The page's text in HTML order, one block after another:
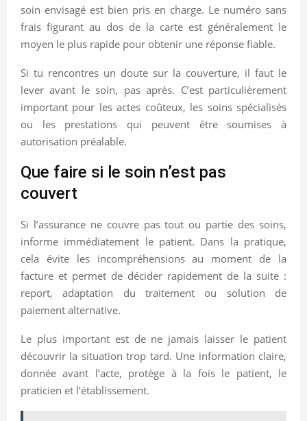
soin envisagé est bien pris en charge. Le numéro sans
frais figurant au dos de la carte est généralement le
moyen le plus rapide pour obtenir une réponse fiable.
Si tu rencontres un doute sur la couverture, il faut le
lever avant le soin, pas après. C’est particulièrement
important pour les actes coûteux, les soins spécialisés
ou les prestations qui peuvent être soumises à
autorisation préalable.
Que faire si le soin n’est pas
couvert
Si l’assurance ne couvre pas tout ou partie des soins,
informe immédiatement le patient. Dans la pratique,
cela évite les incompréhensions au moment de la
facture et permet de décider rapidement de la suite :
report, adaptation du traitement ou solution de
paiement alternative.
Le plus important est de ne jamais laisser le patient
découvrir la situation trop tard. Une information claire,
donnée avant l’acte, protège à la fois le patient, le
praticien et l’établissement.